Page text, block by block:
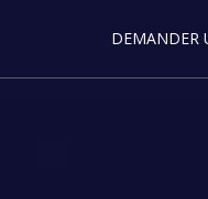
DEMANDER